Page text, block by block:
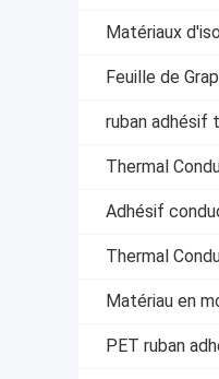
Matériaux
Feuille de
ruban adhésif
Thermal
Adhésif
Thermal
Matériau en
PET ruban